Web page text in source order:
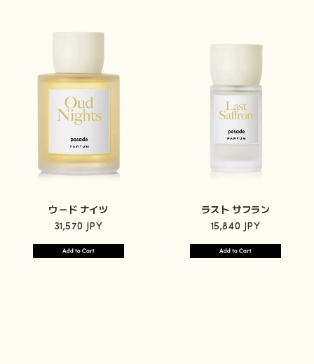
ウード ナイツ
31,570 JPY
ラスト サフラン
15,840 JPY